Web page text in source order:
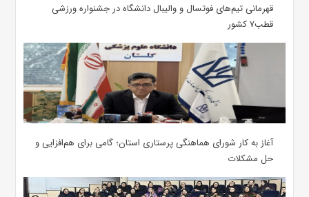
قهرمانی تیم‌های فوتسال و والیبال دانشگاه در جشنواره ورزشی
قطب۷ کشور
آغاز به کار شورای هماهنگی پرستاری استان؛ گامی برای هم‌افزایی و
حل مشکلات